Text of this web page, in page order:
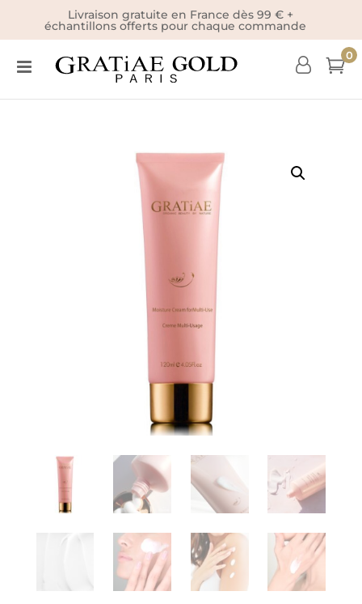
Livraison gratuite en France dès 99 € +
échantillons offerts pour chaque commande
0